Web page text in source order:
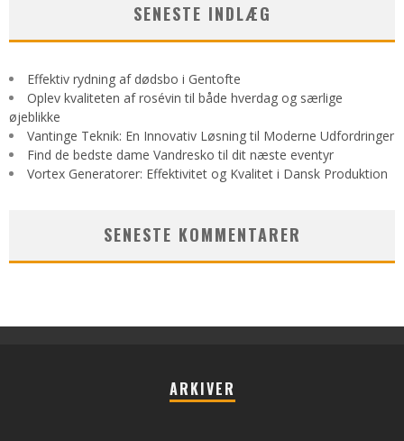
SENESTE INDLÆG
Effektiv rydning af dødsbo i Gentofte
Oplev kvaliteten af rosévin til både hverdag og særlige
øjeblikke
Vantinge Teknik: En Innovativ Løsning til Moderne Udfordringer
Find de bedste dame Vandresko til dit næste eventyr
Vortex Generatorer: Effektivitet og Kvalitet i Dansk Produktion
SENESTE KOMMENTARER
ARKIVER